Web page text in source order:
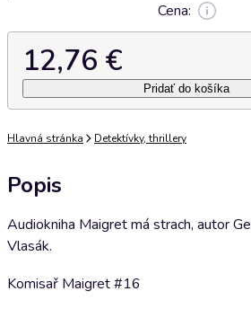
Cena:
12,76 €
Pridať do košíka
Hlavná stránka Detektívky, thrillery
Popis
Audiokniha Maigret má strach, autor
Vlasák.
Komisař Maigret #16